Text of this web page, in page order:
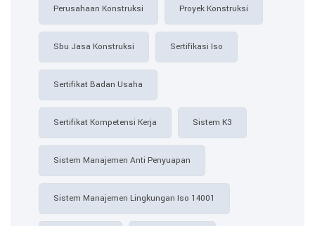
Perusahaan Konstruksi Proyek Konstruksi
Sbu Jasa Konstruksi Sertifikasi Iso
Sertifikat Badan Usaha
Sertifikat Kompetensi Kerja Sistem K3
Sistem Manajemen Anti Penyuapan
Sistem Manajemen Lingkungan Iso 14001